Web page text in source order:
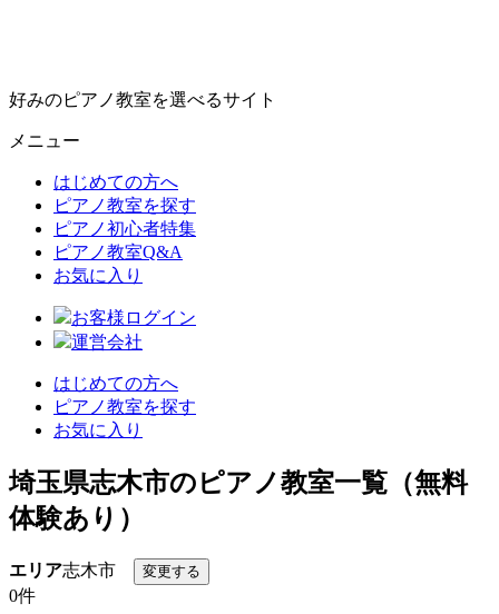
好みのピアノ教室を選べるサイト
メニュー
はじめての方へ
ピアノ教室を探す
ピアノ初心者特集
ピアノ教室Q&A
お気に入り
お客様ログイン
運営会社
はじめての方へ
ピアノ教室を探す
お気に入り
埼玉県志木市のピアノ教室一覧（無料
体験あり）
エリア志木市
0件